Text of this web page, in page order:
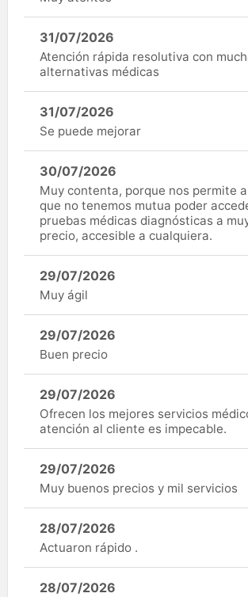
31/07/2026
Atención rápida resolutiva con
alternativas médicas
31/07/2026
Se puede mejorar
30/07/2026
Muy contenta, porque nos permite
que no tenemos mutua poder
pruebas médicas diagnósticas a
precio, accesible a cualquiera.
29/07/2026
Muy ágil
29/07/2026
Buen precio
29/07/2026
Ofrecen los mejores servicios
atención al cliente es impecable.
29/07/2026
Muy buenos precios y mil servicios
28/07/2026
Actuaron rápido .
28/07/2026